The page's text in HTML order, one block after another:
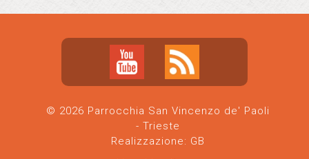
© 2026 Parrocchia San Vincenzo de' Paoli
- Trieste
Realizzazione: GB